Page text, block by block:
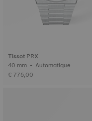
Tissot PRX
40 mm • Automatique
€ 775,00